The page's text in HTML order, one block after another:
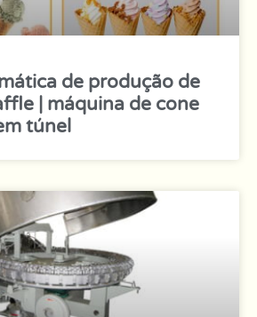
de produção de
| máquina de cone
túnel